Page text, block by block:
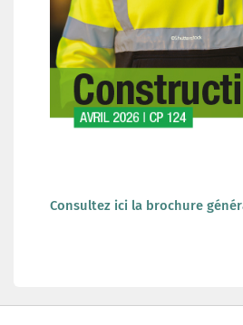
Consultez ici la brochure